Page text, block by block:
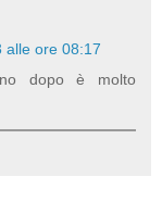
alle ore 08:17
dopo è molto